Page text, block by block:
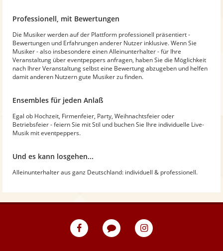
Professionell, mit Bewertungen
Die Musiker werden auf der Plattform professionell präsentiert -
Bewertungen und Erfahrungen anderer Nutzer inklusive. Wenn Sie
Musiker - also insbesondere einen Alleinunterhalter - für Ihre
Veranstaltung über eventpeppers anfragen, haben Sie die Möglichkeit
nach Ihrer Veranstaltung selbst eine Bewertung abzugeben und helfen
damit anderen Nutzern gute Musiker zu finden.
Ensembles für jeden Anlaß
Egal ob Hochzeit, Firmenfeier, Party, Weihnachtsfeier oder
Betriebsfeier - feiern Sie mit Stil und buchen Sie Ihre individuelle Live-
Musik mit eventpeppers.
Und es kann losgehen...
Alleinunterhalter aus ganz Deutschland: individuell & professionell.
eventpeppers
Blog
eventpeppers